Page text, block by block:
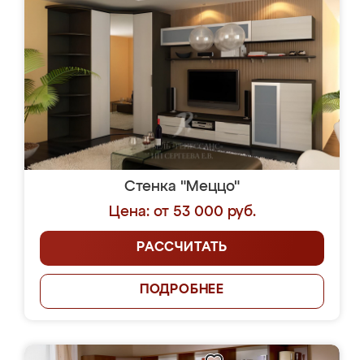
Стенка "Меццо"
Цена: от 53 000 руб.
РАССЧИТАТЬ
ПОДРОБНЕЕ